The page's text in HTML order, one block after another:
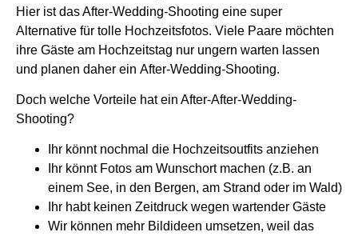
Hier ist das After-Wedding-Shooting eine super
Alternative für tolle Hochzeitsfotos. Viele Paare möchten
ihre Gäste am Hochzeitstag nur ungern warten lassen
und planen daher ein After-Wedding-Shooting.
Doch welche Vorteile hat ein After-After-Wedding-
Shooting?
Ihr könnt nochmal die Hochzeitsoutfits anziehen
Ihr könnt Fotos am Wunschort machen (z.B. an
einem See, in den Bergen, am Strand oder im Wald)
Ihr habt keinen Zeitdruck wegen wartender Gäste
Wir können mehr Bildideen umsetzen, weil das